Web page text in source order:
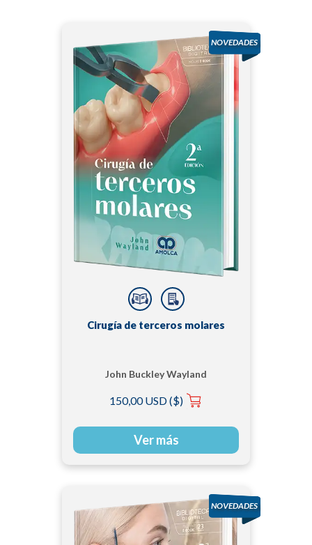
Cirugía de terceros molares
John Buckley Wayland
150,00 USD ($)
Ver más